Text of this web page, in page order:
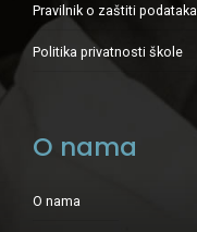
Pravilnik o zaštiti podataka
Politika privatnosti škole
O nama
O nama